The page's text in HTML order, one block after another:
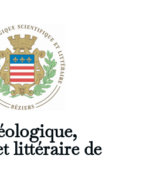
littéraire de